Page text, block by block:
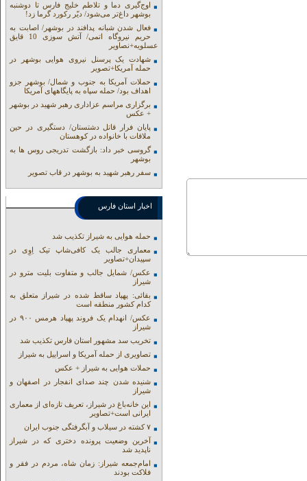
اوج‌گیری دما و تلاطم خلیج فارس تا دوشنبه
بوشهر داغ‌تر می‌شود/ دیّر رکورد گرما زد!
فعال شدن شبانه پدافند در بوشهر/ اصابت به
حریم نیروگاه اتمی/ آتش سوزی 10 قایق
عسلویه+نصاویر
شهادت یک پرسنل نیروی هوایی بوشهر در
حمله آمریکا+تصویر
حملات آمریکا به جنوب و شمال/ بوشهر جزو
اهداف بود/ حمله سپاه به پایگاههای آمریکا
برگزاری مراسم عزاداری رهبر شهید در بوشهر
+ عکس
پایان فرار قاتل دشتستان/ دستگیری در حین
ملاقات با خانواده در کوهستان
گروسی خبر داد: بازگشت تدریجی روس ها به
بوشهر
سفر رهبر شهید به بوشهر در قاب تصویر
اخبار استان فارس
حمله هوایی به شیراز تکذیب شد
معماری جالب یک کافی‌شاپ تیک اِوِی در
سپیدان+تصاویر
عکس/ شمایل جالب و متفاوت بلیت مترو در
شیراز
بقائی: پهپاد ساقط شده در شیراز متعلق به
کدام کشور منطقه است
عکس/ انهدام یک فروند پهپاد هرمس ۹۰۰ در
شیراز
تخریب سد مشهور استان فارس تکذیب شد
تصاویری از حمله آمریکا و اسراییل به شیراز
حملات هوایی به شیراز + عکس
شنیده شدن چند صدای انفجار در اصفهان و
شیراز
این خانه‌باغ در شیراز، تعریف تازه‌ای از معماری
ایرانی است+تصاویر
۷ کشته در سیلاب و آبگرفتگی جنوب ایران
آخرین وضعیت پرونده دختری که در شیراز
ناپدید شد
امام‌جمعه شیراز: زمان شاه، مردم در فقر و
فلاکت بودند